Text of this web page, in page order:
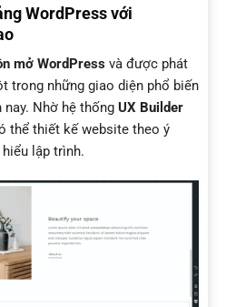
WordPress với
mở WordPress và được phát
trong những giao diện phổ biến
nay. Nhờ hệ thống UX Builder
thể thiết kế website theo ý
lập trình.